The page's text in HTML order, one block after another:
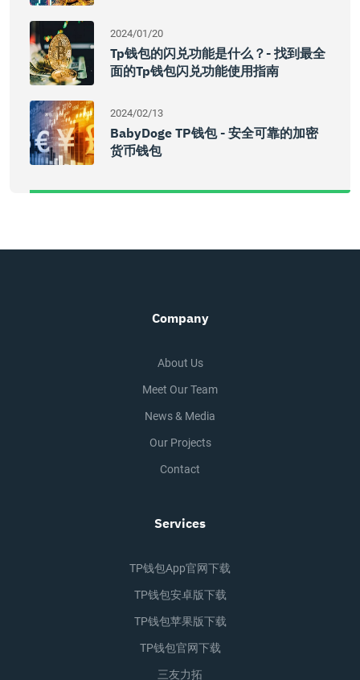
2024/01/20
Tp钱包的闪兑功能是什么？- 找到最全
面的tp钱包闪兑功能使用指南
2024/02/13
BabyDoge TP钱包 - 安全可靠的加密
货币钱包
Company
About Us
Meet Our Team
News & Media
Our Projects
Contact
Services
TP钱包app官网下载
TP钱包安卓版下载
TP钱包苹果版下载
TP钱包官网下载
三友力拓